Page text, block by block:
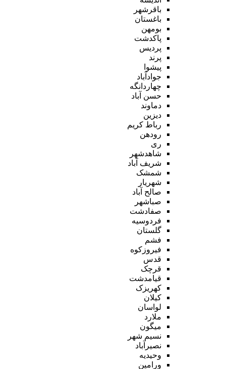
باقرشهر
باغستان
بومهن
پاکدشت
پردیس
پرند
پیشوا
جوادآباد
چهاردانگه
حسن آباد
دماوند
دیزین
رباط کریم
رودهن
ری
شاهدشهر
شریف آباد
شمشک
شهریار
صالح آباد
صباشهر
صفادشت
فردوسیه
گلستان
فشم
فیروزکوه
قدس
قرچک
قیامدشت
کهریزک
کیلان
لواسان
ملارد
میگون
نسیم شهر
نصیرآباد
وحیدیه
ورامین